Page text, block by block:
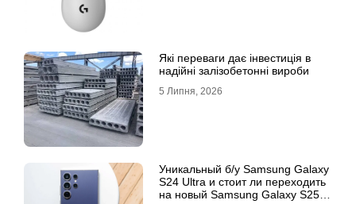
Які переваги дає інвестиція в
надійні залізобетонні вироби
5 Липня, 2026
Уникальный б/у Samsung Galaxy
S24 Ultra и стоит ли переходить
на новый Samsung Galaxy S25